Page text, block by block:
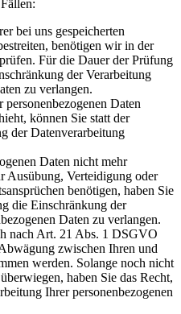
bei uns gespeicherten
benötigen wir in der
Für die Dauer der Prüfung
der Verarbeitung
zu verlangen.
Daten
können Sie statt der
der Datenverarbeitung
Daten nicht mehr
Ausübung, Verteidigung oder
benötigen, haben Sie
die Einschränkung der
Daten zu verlangen.
nach Art. 21 Abs. 1 DSGVO
zwischen Ihren und
werden. Solange noch nicht
haben Sie das Recht,
Ihrer personenbezogenen